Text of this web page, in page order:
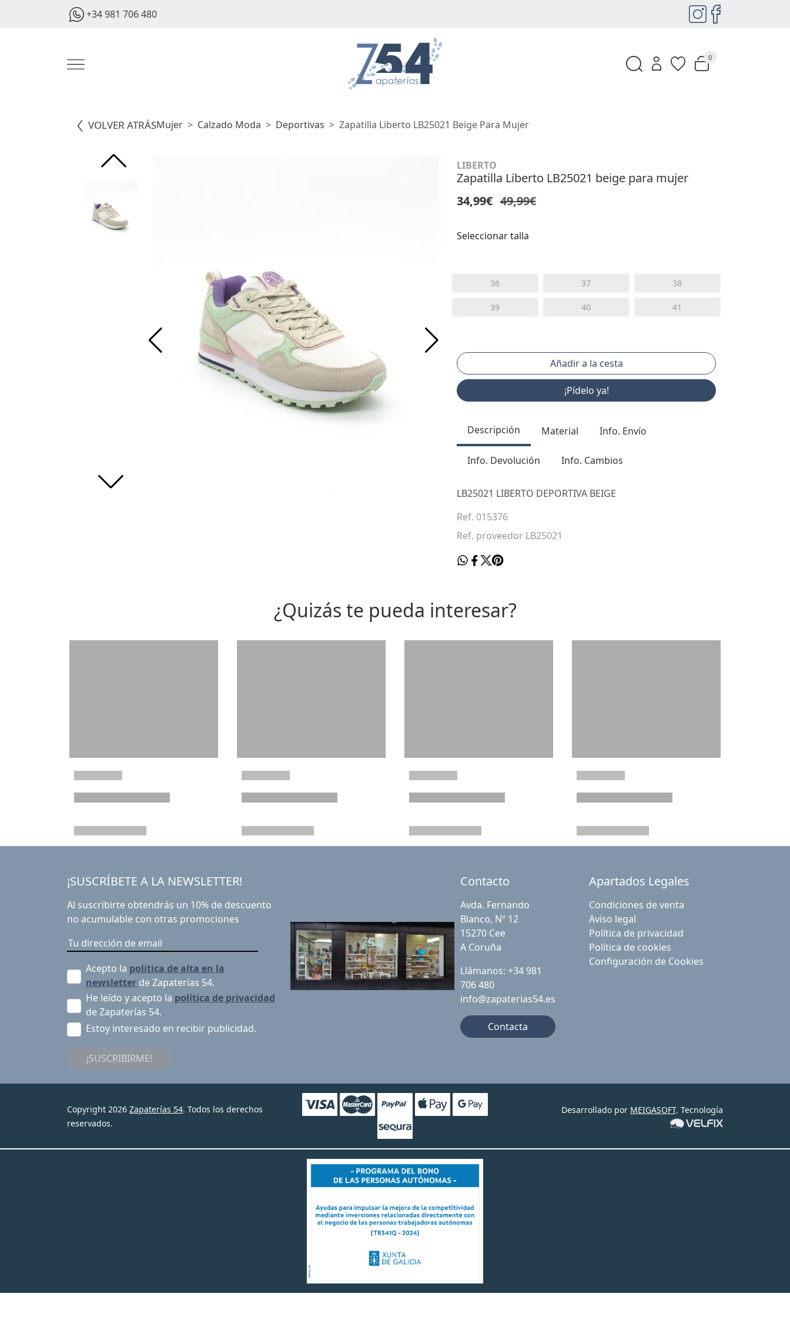
+34 981 706 480
0
VOLVER ATRÁSMujer Calzado Moda Deportivas Zapatilla Liberto LB25021 Beige Para Mujer
LIBERTO
Zapatilla Liberto LB25021 beige para mujer
34,99€ 49,99€
Seleccionar talla
36 37 38
39 40 41
¡Pídelo ya!
Descripción Material Info. Envío
Info. Devolución Info. Cambios
LB25021 LIBERTO DEPORTIVA BEIGE
Ref. 015376
Ref. proveedor LB25021
¿Quizás te pueda interesar?
¡SUSCRÍBETE A LA NEWSLETTER!
Al suscribirte obtendrás un 10% de descuento
no acumulable con otras promociones
Acepto la política de alta en la
newsletter de Zapaterías 54.
He leído y acepto la política de privacidad
de Zapaterías 54.
Estoy interesado en recibir publicidad.
¡SUSCRIBIRME!
Contacto
Avda. Fernando
Blanco, Nº 12
15270 Cee
A Coruña
Llámanos: +34 981
706 480
info@zapaterias54.es
Contacta
Apartados Legales
Condiciones de venta
Aviso legal
Política de privacidad
Política de cookies
Configuración de Cookies
Copyright 2026 Zapaterías 54. Todos los derechos
reservados.
Desarrollado por MEIGASOFT. Tecnología